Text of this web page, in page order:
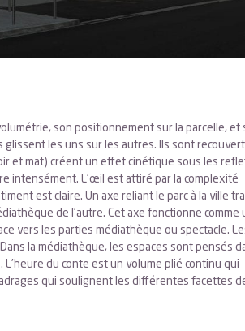
son positionnement sur la parcelle, et
les uns sur les autres. Ils sont
et mat) créent un effet cinétique sous les
intensément. L’œil est attiré par la complexité
est claire. Un axe reliant le parc à la ville
de l’autre. Cet axe fonctionne comme
vers les parties médiathèque ou spectacle.
la médiathèque, les espaces sont pensés
du conte est un volume plié continu qui
qui soulignent les différentes facettes